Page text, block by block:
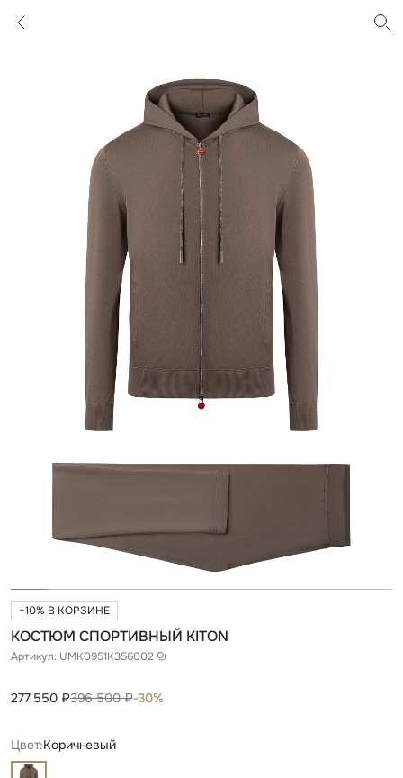
+10% В КОРЗИНЕ
КОСТЮМ СПОРТИВНЫЙ KITON
Артикул: UMK0951K356002
277 550 ₽396 500 ₽-30%
Цвет:Коричневый